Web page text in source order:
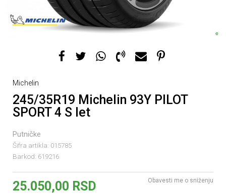
Michelin
245/35R19 Michelin 93Y PILOT
SPORT 4 S let
Putničke
Šifra artikla: 015785
Barkod: 619216
25.050,00 RSD Obavesti me o sniženju